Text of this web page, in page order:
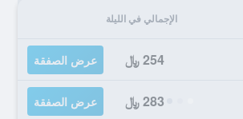
الإجمالي في الليلة
254 ﷼ عرض الصفقة
283 ﷼ عرض الصفقة